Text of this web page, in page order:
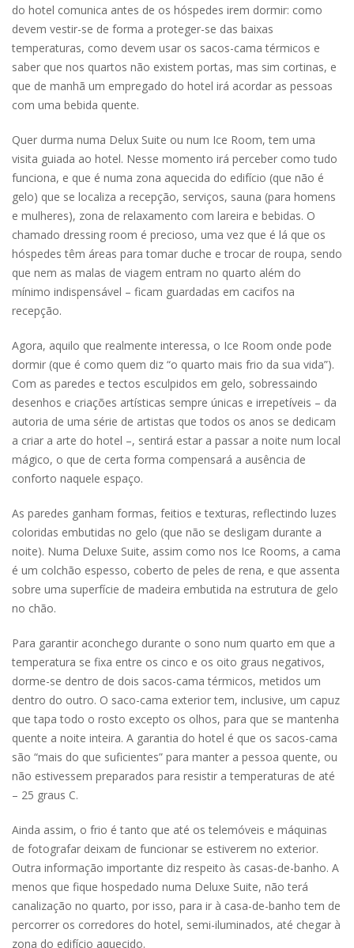
do hotel comunica antes de os hóspedes irem dormir: como
devem vestir-se de forma a proteger-se das baixas
temperaturas, como devem usar os sacos-cama térmicos e
saber que nos quartos não existem portas, mas sim cortinas, e
que de manhã um empregado do hotel irá acordar as pessoas
com uma bebida quente.
Quer durma numa Delux Suite ou num Ice Room, tem uma
visita guiada ao hotel. Nesse momento irá perceber como tudo
funciona, e que é numa zona aquecida do edifício (que não é
gelo) que se localiza a recepção, serviços, sauna (para homens
e mulheres), zona de relaxamento com lareira e bebidas. O
chamado dressing room é precioso, uma vez que é lá que os
hóspedes têm áreas para tomar duche e trocar de roupa, sendo
que nem as malas de viagem entram no quarto além do
mínimo indispensável – ficam guardadas em cacifos na
recepção.
Agora, aquilo que realmente interessa, o Ice Room onde pode
dormir (que é como quem diz “o quarto mais frio da sua vida”).
Com as paredes e tectos esculpidos em gelo, sobressaindo
desenhos e criações artísticas sempre únicas e irrepetíveis – da
autoria de uma série de artistas que todos os anos se dedicam
a criar a arte do hotel –, sentirá estar a passar a noite num local
mágico, o que de certa forma compensará a ausência de
conforto naquele espaço.
As paredes ganham formas, feitios e texturas, reflectindo luzes
coloridas embutidas no gelo (que não se desligam durante a
noite). Numa Deluxe Suite, assim como nos Ice Rooms, a cama
é um colchão espesso, coberto de peles de rena, e que assenta
sobre uma superfície de madeira embutida na estrutura de gelo
no chão.
Para garantir aconchego durante o sono num quarto em que a
temperatura se fixa entre os cinco e os oito graus negativos,
dorme-se dentro de dois sacos-cama térmicos, metidos um
dentro do outro. O saco-cama exterior tem, inclusive, um capuz
que tapa todo o rosto excepto os olhos, para que se mantenha
quente a noite inteira. A garantia do hotel é que os sacos-cama
são “mais do que suficientes” para manter a pessoa quente, ou
não estivessem preparados para resistir a temperaturas de até
– 25 graus C.
Ainda assim, o frio é tanto que até os telemóveis e máquinas
de fotografar deixam de funcionar se estiverem no exterior.
Outra informação importante diz respeito às casas-de-banho. A
menos que fique hospedado numa Deluxe Suite, não terá
canalização no quarto, por isso, para ir à casa-de-banho tem de
percorrer os corredores do hotel, semi-iluminados, até chegar à
zona do edifício aquecido.